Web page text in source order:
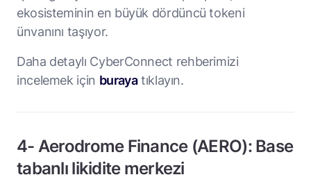
ekosisteminin en büyük dördüncü tokeni
ünvanını taşıyor.
Daha detaylı CyberConnect rehberimizi
incelemek için burayatıklayın.
4- Aerodrome Finance (AERO): Base
tabanlı likidite merkezi